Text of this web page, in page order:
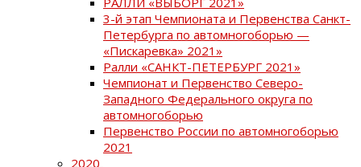
3-й этап Чемпионата и Первенства Санкт-
Петербурга по автомногоборью —
«Пискаревка» 2021»
Ралли «САНКТ-ПЕТЕРБУРГ 2021»
Чемпионат и Первенство Северо-
Западного Федерального округа по
автомногоборью
Первенство России по автомногоборью
2021
2020